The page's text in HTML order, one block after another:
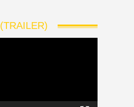
(TRAILER)